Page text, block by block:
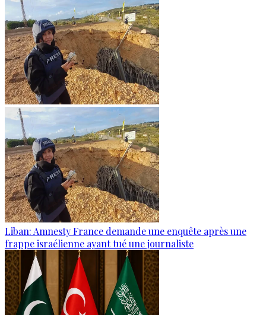
Liban: Amnesty France demande une enquête après une
frappe israélienne ayant tué une journaliste